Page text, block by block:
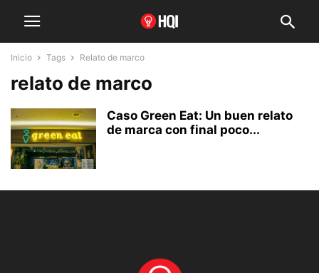
Inicio Tags Relato de marco
relato de marco
Caso Green Eat: Un buen relato
de marca con final poco...